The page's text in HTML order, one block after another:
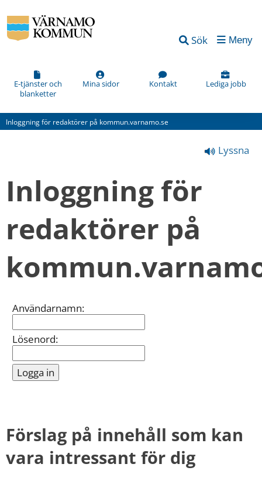
Sök Meny
E-tjänster och
blanketter
Mina sidor Kontakt Lediga jobb
Inloggning för redaktörer på kommun.varnamo.se
Lyssna
Inloggning för
redaktörer på
Inloggning
Användarnamn:
Lösenord:
Förslag på innehåll som kan
vara intressant för dig
Vad
kan
förbättra
den
här
(obligatorisk)
kan
informationen
bättre
dig?
Webbadress
sidan